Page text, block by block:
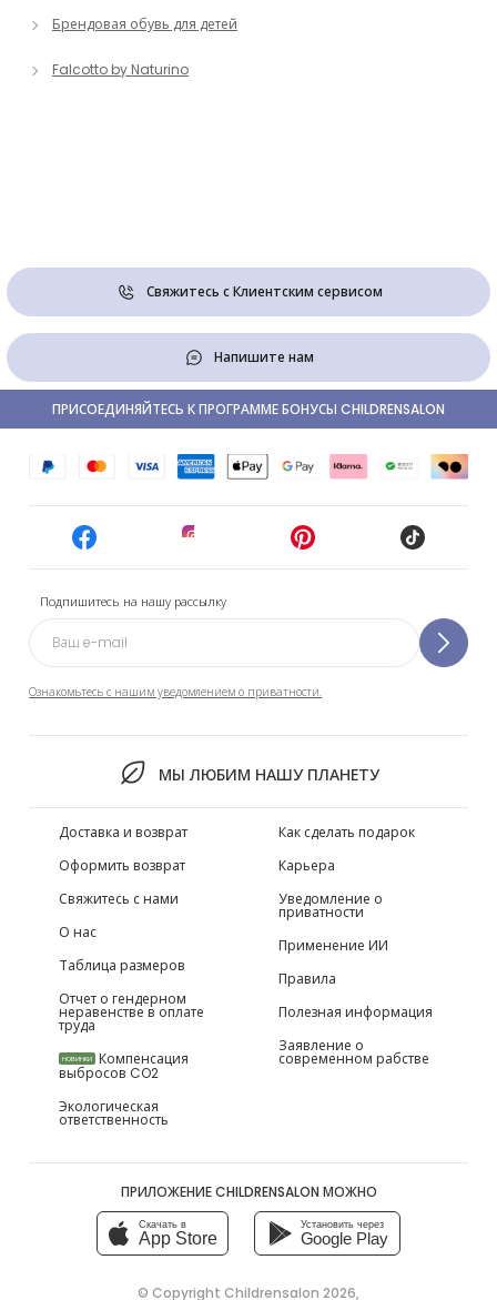
Брендовая обувь для детей
Falcotto by Naturino
Свяжитесь с Клиентским сервисом
Напишите нам
Подпишитесь на нашу рассылку
Ознакомьтесь с нашим уведомлением о приватности.
МЫ ЛЮБИМ НАШУ ПЛАНЕТУ
ПРИСОЕДИНЯЙТЕСЬ К ПРОГРАММЕ БОНУСЫ CHILDRENSALON
Доставка и возврат
Оформить возврат
Свяжитесь с нами
О нас
Таблица размеров
Отчет о гендерном
неравенстве в оплате
труда
НОВИНКИ Компенсация
выбросов CO2
Экологическая
ответственность
Как сделать подарок
Карьера
Уведомление о
приватности
Применение ИИ
Правила
Полезная информация
Заявление о
современном рабстве
ПРИЛОЖЕНИЕ CHILDRENSALON МОЖНО
Скачать в
App Store
Установить через
Google Play
© Copyright Childrensalon 2026,